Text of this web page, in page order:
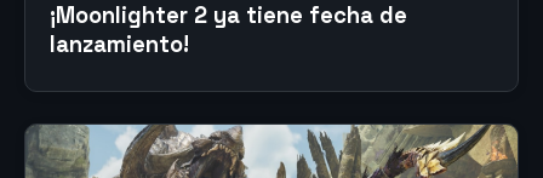
¡Moonlighter 2 ya tiene fecha de
lanzamiento!